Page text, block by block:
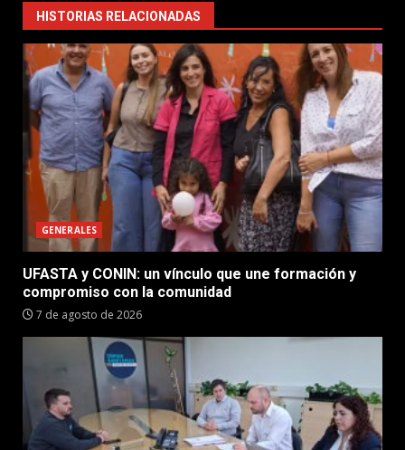
HISTORIAS RELACIONADAS
GENERALES
UFASTA y CONIN: un vínculo que une formación y
compromiso con la comunidad
7 de agosto de 2026